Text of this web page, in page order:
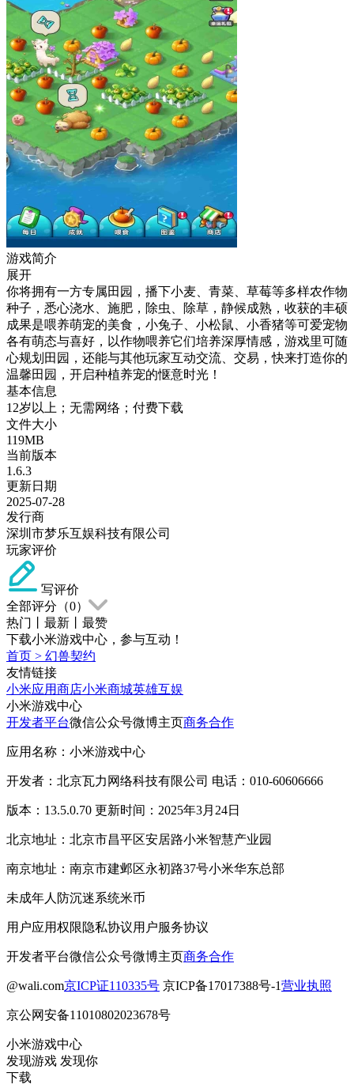
游戏简介
展开
你将拥有一方专属田园，播下小麦、青菜、草莓等多样农作物
种子，悉心浇水、施肥，除虫、除草，静候成熟，收获的丰硕
成果是喂养萌宠的美食，小兔子、小松鼠、小香猪等可爱宠物
各有萌态与喜好，以作物喂养它们培养深厚情感，游戏里可随
心规划田园，还能与其他玩家互动交流、交易，快来打造你的
温馨田园，开启种植养宠的惬意时光！
基本信息
12岁以上；无需网络；付费下载
文件大小
119MB
当前版本
1.6.3
更新日期
2025-07-28
发行商
深圳市梦乐互娱科技有限公司
玩家评价
写评价
全部评分（0）
热门
最新
最赞
下载小米游戏中心，参与互动！
首页 > 幻兽契约
友情链接
小米应用商店小米商城英雄互娱
小米游戏中心
开发者平台微信公众号微博主页商务合作
应用名称：小米游戏中心
开发者：北京瓦力网络科技有限公司 电话：010-60606666
版本：13.5.0.70 更新时间：2025年3月24日
北京地址：北京市昌平区安居路小米智慧产业园
南京地址：南京市建邺区永初路37号小米华东总部
未成年人防沉迷系统米币
用户应用权限隐私协议用户服务协议
开发者平台微信公众号微博主页商务合作
@wali.com京ICP证110335号 京ICP备17017388号-1营业执照
京公网安备11010802023678号
小米游戏中心
发现游戏 发现你
下载